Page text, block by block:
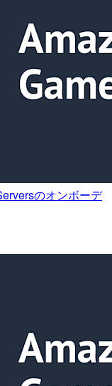
のオンボーデ